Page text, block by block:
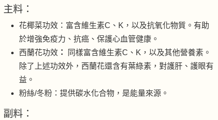
主料：
花椰菜功效：富含維生素C、K，以及抗氧化物質。有助
於增強免疫力、抗癌、保護心血管健康。
西蘭花功效 ：
同樣富含維生素C、K，以及其他營養素。
除了上述功效外，西蘭花還含有葉綠素，對護肝、護眼有
益。
粉絲/冬粉：提供碳水化合物，是能量來源。
副料：